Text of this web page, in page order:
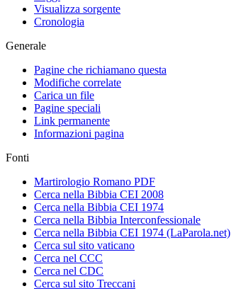
Visualizza sorgente
Cronologia
Generale
Pagine che richiamano questa
Modifiche correlate
Carica un file
Pagine speciali
Link permanente
Informazioni pagina
Fonti
Martirologio Romano PDF
Cerca nella Bibbia CEI 2008
Cerca nella Bibbia CEI 1974
Cerca nella Bibbia Interconfessionale
Cerca nella Bibbia CEI 1974 (LaParola.net)
Cerca sul sito vaticano
Cerca nel CCC
Cerca nel CDC
Cerca sul sito Treccani